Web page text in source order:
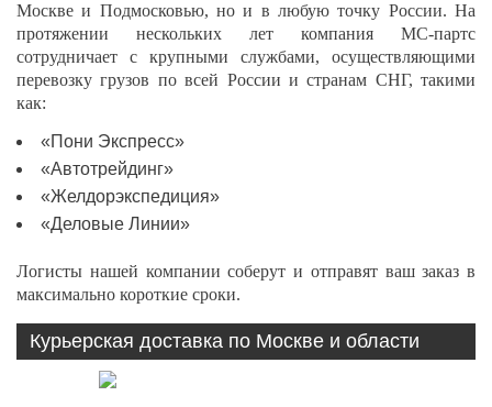
Москве и Подмосковью, но и в любую точку России. На
протяжении нескольких лет компания МС-партс
сотрудничает с крупными службами, осуществляющими
перевозку грузов по всей России и странам СНГ, такими
как:
«Пони Экспресс»
«Автотрейдинг»
«Желдорэкспедиция»
«Деловые Линии»
Логисты нашей компании соберут и отправят ваш заказ в
максимально короткие сроки.
Курьерская доставка по Москве и области